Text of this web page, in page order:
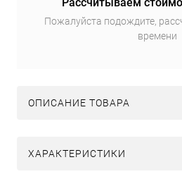
Рассчитываем
Пожалуйста подождите,
времени
ОПИСАНИЕ ТОВАРА
ХАРАКТЕРИСТИКИ